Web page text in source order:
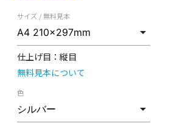
サイズ / 無料見本
仕上げ目： 縦目
無料見本について
色